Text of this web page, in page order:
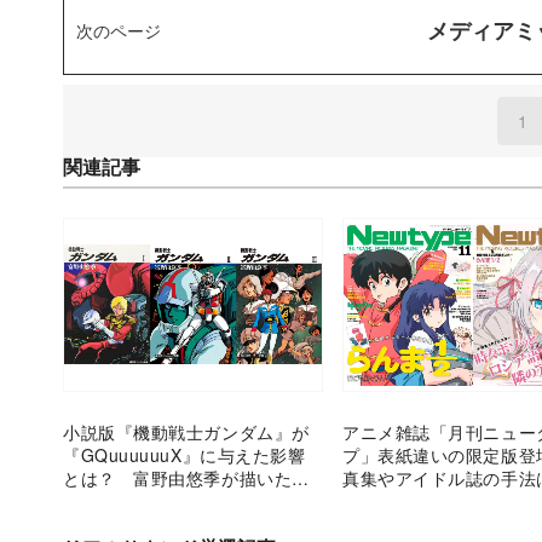
次のページ メディア
1
関連記事
小説版『機動戦士ガンダム』が
『GQuuuuuuX』に与えた影響
とは？ 富野由悠季が描いた
アニメ雑誌「月刊ニュー
プ」表紙違いの限定版
真集やアイドル誌の手法